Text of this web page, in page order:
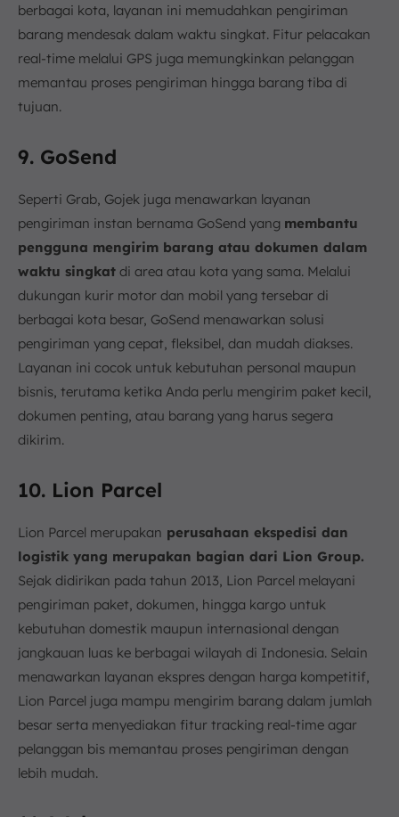
berbagai kota, layanan ini memudahkan pengiriman
barang mendesak dalam waktu singkat. Fitur pelacakan
real-time melalui GPS juga memungkinkan pelanggan
memantau proses pengiriman hingga barang tiba di
tujuan.
9. GoSend
Seperti Grab, Gojek juga menawarkan layanan
pengiriman instan bernama GoSend yang membantu
pengguna mengirim barang atau dokumen dalam
waktu singkat di area atau kota yang sama. Melalui
dukungan kurir motor dan mobil yang tersebar di
berbagai kota besar, GoSend menawarkan solusi
pengiriman yang cepat, fleksibel, dan mudah diakses.
Layanan ini cocok untuk kebutuhan personal maupun
bisnis, terutama ketika Anda perlu mengirim paket kecil,
dokumen penting, atau barang yang harus segera
dikirim.
10. Lion Parcel
Lion Parcel merupakan perusahaan ekspedisi dan
logistik yang merupakan bagian dari Lion Group.
Sejak didirikan pada tahun 2013, Lion Parcel melayani
pengiriman paket, dokumen, hingga kargo untuk
kebutuhan domestik maupun internasional dengan
jangkauan luas ke berbagai wilayah di Indonesia. Selain
menawarkan layanan ekspres dengan harga kompetitif,
Lion Parcel juga mampu mengirim barang dalam jumlah
besar serta menyediakan fitur tracking real-time agar
pelanggan bis memantau proses pengiriman dengan
lebih mudah.